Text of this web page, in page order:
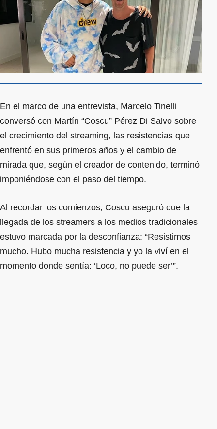
En el marco de una entrevista, Marcelo Tinelli
conversó con Martín “Coscu” Pérez Di Salvo sobre
el crecimiento del streaming, las resistencias que
enfrentó en sus primeros años y el cambio de
mirada que, según el creador de contenido, terminó
imponiéndose con el paso del tiempo.
Al recordar los comienzos, Coscu aseguró que la
llegada de los streamers a los medios tradicionales
estuvo marcada por la desconfianza: “Resistimos
mucho. Hubo mucha resistencia y yo la viví en el
momento donde sentía: ‘Loco, no puede ser’”.